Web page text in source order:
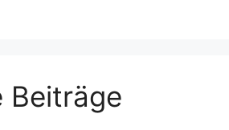
Beiträge